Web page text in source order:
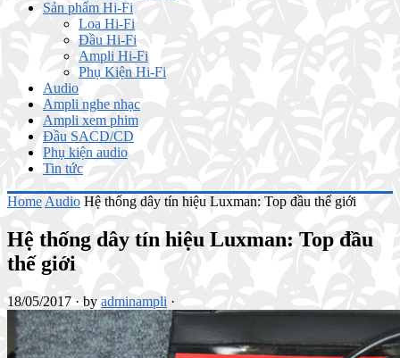
Sản phẩm Hi-Fi
Loa Hi-Fi
Đầu Hi-Fi
Ampli Hi-Fi
Phụ Kiện Hi-Fi
Audio
Ampli nghe nhạc
Ampli xem phim
Đầu SACD/CD
Phụ kiện audio
Tin tức
Home Audio Hệ thống dây tín hiệu Luxman: Top đầu thế giới
Hệ thống dây tín hiệu Luxman: Top đầu
thế giới
18/05/2017 · by adminampli ·